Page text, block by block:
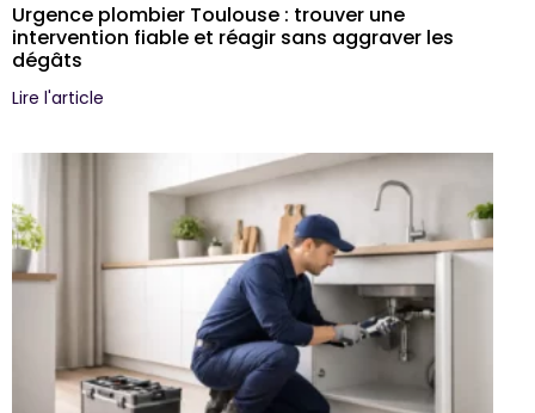
Urgence plombier Toulouse : trouver une
intervention fiable et réagir sans aggraver les
dégâts
Lire l'article